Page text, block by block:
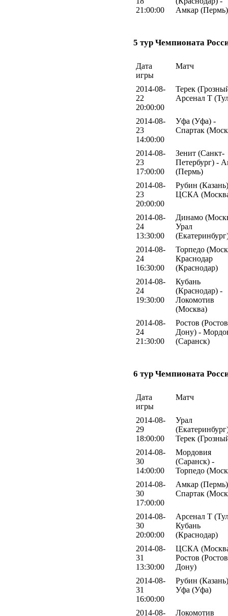
21:00:00
Амкар (Пермь)
5 тур Чемпионата
Дата
игры
Матч
2014-08-
22
20:00:00
Терек
Арсенал Т
2014-08-
23
14:00:00
Уфа (Уфа) -
Спартак
2014-08-
23
17:00:00
Зенит (Санкт-
Петербург) -
(Пермь)
2014-08-
23
20:00:00
Рубин
ЦСКА
2014-08-
24
13:30:00
Динамо
Урал
2014-08-
24
16:30:00
Торпедо
Краснодар
(Краснодар)
2014-08-
24
19:30:00
Кубань
(Краснодар) -
Локомотив
(Москва)
2014-08-
24
21:30:00
Ростов
Дону) -
(Саранск)
6 тур Чемпионата
Дата
игры
Матч
2014-08-
29
18:00:00
Урал
Терек
2014-08-
30
14:00:00
Мордовия
(Саранск) -
Торпедо
2014-08-
30
17:00:00
Амкар
Спартак
2014-08-
30
20:00:00
Арсенал Т
Кубань
(Краснодар)
2014-08-
31
13:30:00
ЦСКА
Ростов
Дону)
2014-08-
31
16:00:00
Рубин
Уфа (Уфа)
2014-08- Локомотив